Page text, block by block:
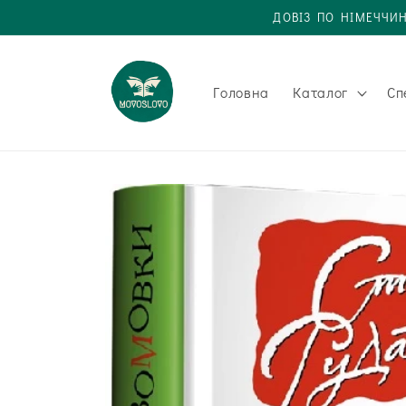
вмісту
ДОВІЗ ПО
Головна Каталог
Одразу до
про товар